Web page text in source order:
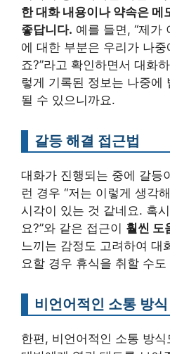
한 대화 내용이나 약속은 메
좋답니다. 예를 들면, “제가
에 대한 부분은 우리가 나
죠?”라고 확인하면서 대화
렇게 기록된 정보는 나중에
될 수 있으니까요.
갈등 해결 접근법
대화가 진행되는 중에 갈등
런 경우 “저는 이렇게 생각
시각이 있는 것 같네요. 혹
요?”와 같은 접근이 훨씬 도
느끼는 감정도 고려하여 대
요할 경우 휴식을 취할 수도
비언어적인 소통 방식
한편, 비언어적인 소통 방